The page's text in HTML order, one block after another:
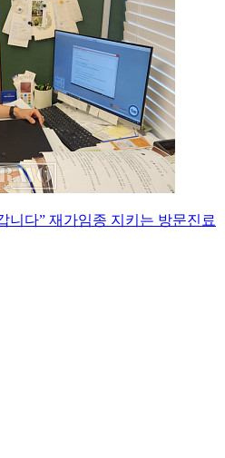
니다” 재가임종 지키는 방문진료